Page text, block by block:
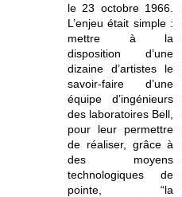
le 23 octobre 1966.
L’enjeu était simple :
mettre à la
disposition d’une
dizaine d’artistes le
savoir-faire d’une
équipe d’ingénieurs
des laboratoires Bell,
pour leur permettre
de réaliser, grâce à
des moyens
technologiques de
pointe, “la